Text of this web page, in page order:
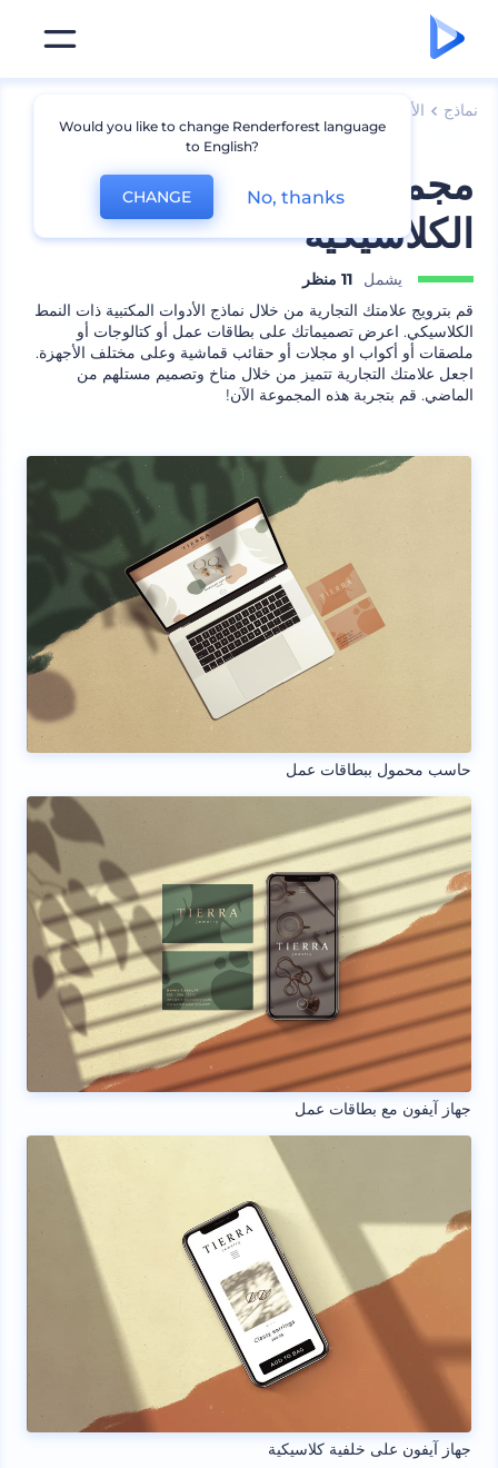
نماذج الأجهزة
مجموعة نماذج الظلال
الكلاسيكية
يشمل
11 منظر
قم بترويج علامتك التجارية من خلال نماذج الأدوات المكتبية ذات النمط
الكلاسيكي. اعرض تصميماتك على بطاقات عمل أو كتالوجات أو
ملصقات أو أكواب او مجلات أو حقائب قماشية وعلى مختلف الأجهزة.
اجعل علامتك التجارية تتميز من خلال مناخ وتصميم مستلهم من
الماضي. قم بتجربة هذه المجموعة الآن!
حاسب محمول ببطاقات عمل
جهاز آيفون مع بطاقات عمل
جهاز آيفون على خلفية كلاسيكية
Would you like to change Renderforest language
to English?
CHANGE No, thanks